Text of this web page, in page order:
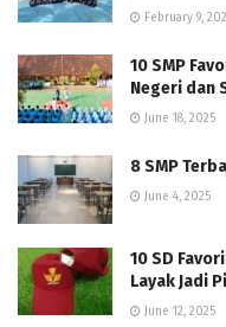
February 9,
10 SMP
Negeri dan
June 18, 2025
8 SMP
June 4, 2025
10 SD
Layak Jadi
June 12, 2025